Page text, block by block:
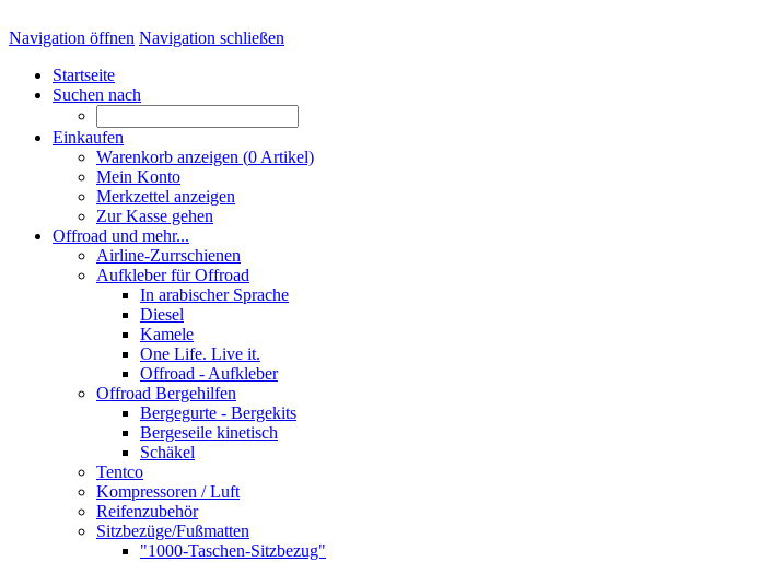
Navigation öffnen Navigation schließen
Startseite
Suchen nach
Einkaufen
Warenkorb anzeigen (0 Artikel)
Mein Konto
Merkzettel anzeigen
Zur Kasse gehen
Offroad und mehr...
Airline-Zurrschienen
Aufkleber für Offroad
In arabischer Sprache
Diesel
Kamele
One Life. Live it.
Offroad - Aufkleber
Offroad Bergehilfen
Bergegurte - Bergekits
Bergeseile kinetisch
Schäkel
Tentco
Kompressoren / Luft
Reifenzubehör
Sitzbezüge/Fußmatten
"1000-Taschen-Sitzbezug"